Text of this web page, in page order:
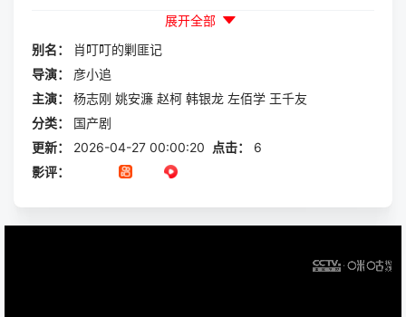
靠每天赶溜溜场卖叮叮糖度日，肖万性格诙谐幽默，既爱吹牛
皮说大话，又胆小怕事遇到...
展开全部
别名：
肖叮叮的剿匪记
导演：
彦小追
主演：
杨志刚 姚安濂 赵柯 韩银龙 左佰学 王千友
分类：
国产剧
更新：
2026-04-27 00:00:20 点击：
6
影评：